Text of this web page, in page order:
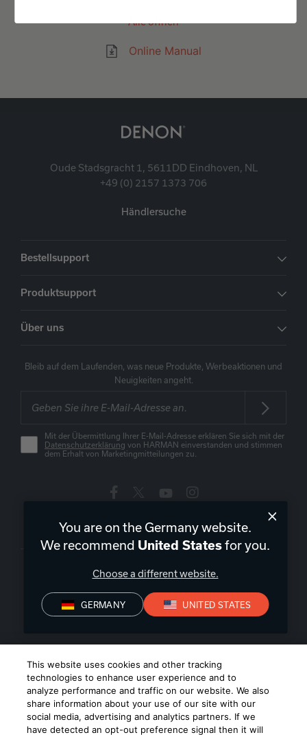
Online Manual
Alle öffnen
Oude Stadsgracht 1, 5611DD Eindhoven, NL
+49 (0) 2157 1373 706
Händlersuche
Bestellsupport
Produktsupport
Über uns
Bleib auf dem Laufenden, was neue Produkte, Werbeaktionen und
Neuigkeiten angeht.
Mit der Übermittlung Ihrer E-Mail-Adresse erklären Sie sich mit der
Datenschutzerklärung von HARMAN einverstanden und stimmen
dem Erhalt von Marketingmitteilungen zu.
Deutschland| DE
Datenschutz Konformitätserklärungen
Verkaufsbedingungen
reserved.
You are on the Germany website.
We recommend United Statesfor you.
Choose a different website.
GERMANY UNITED STATES
This website uses cookies and other tracking
technologies to enhance user experience and to
analyze performance and traffic on our website. We also
share information about your use of our site with our
social media, advertising and analytics partners. If we
have detected an opt-out preference signal then it will